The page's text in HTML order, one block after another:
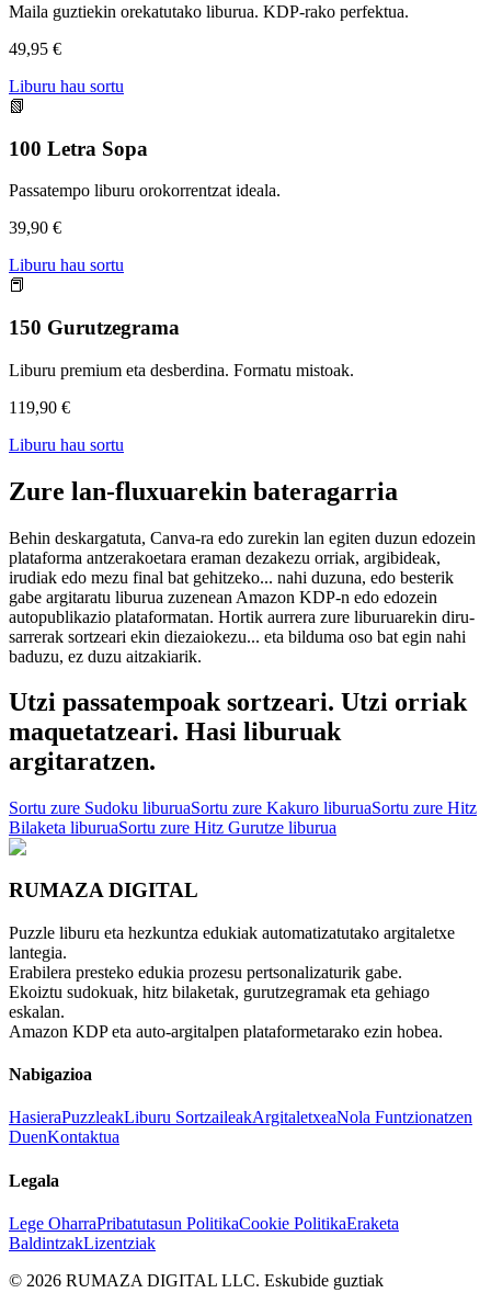
Maila guztiekin orekatutako liburua. KDP-rako perfektua.
49,95 €
Liburu hau sortu
📗
100 Letra Sopa
Passatempo liburu orokorrentzat ideala.
39,90 €
Liburu hau sortu
📕
150 Gurutzegrama
Liburu premium eta desberdina. Formatu mistoak.
119,90 €
Liburu hau sortu
Zure lan-fluxuarekin bateragarria
Behin deskargatuta, Canva-ra edo zurekin lan egiten duzun edozein
plataforma antzerakoetara eraman dezakezu orriak, argibideak,
irudiak edo mezu final bat gehitzeko... nahi duzuna, edo besterik
gabe argitaratu liburua zuzenean Amazon KDP-n edo edozein
autopublikazio plataformatan. Hortik aurrera zure liburuarekin diru-
sarrerak sortzeari ekin diezaiokezu... eta bilduma oso bat egin nahi
baduzu, ez duzu aitzakiarik.
Utzi passatempoak sortzeari. Utzi orriak
maquetatzeari. Hasi liburuak
argitaratzen.
Sortu zure Sudoku liburuaSortu zure Kakuro liburuaSortu zure Hitz
Bilaketa liburuaSortu zure Hitz Gurutze liburua
RUMAZA DIGITAL
Puzzle liburu eta hezkuntza edukiak automatizatutako argitaletxe
lantegia.
Erabilera presteko edukia prozesu pertsonalizaturik gabe.
Ekoiztu sudokuak, hitz bilaketak, gurutzegramak eta gehiago
eskalan.
Amazon KDP eta auto-argitalpen plataformetarako ezin hobea.
Nabigazioa
HasieraPuzzleakLiburu SortzaileakArgitaletxeaNola Funtzionatzen
DuenKontaktua
Legala
Lege OharraPribatutasun PolitikaCookie PolitikaEraketa
BaldintzakLizentziak
© 2026 RUMAZA DIGITAL LLC. Eskubide guztiak